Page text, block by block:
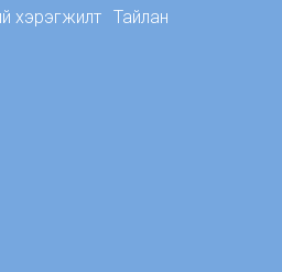
хэрэгжилт Тайлан